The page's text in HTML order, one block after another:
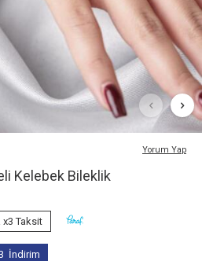
Yorum Yap
Kelebek Bileklik
x3 Taksit
İndirim